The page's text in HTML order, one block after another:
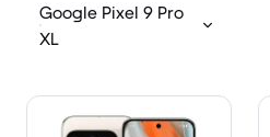
Google Pixel 9 Pro
XL